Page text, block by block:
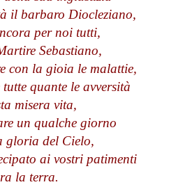
il barbaro Diocleziano,
per noi tutti,
Sebastiano,
con la gioia le malattie,
quante le avversità
misera vita,
un qualche giorno
gloria del Cielo,
ai vostri patimenti
la terra.